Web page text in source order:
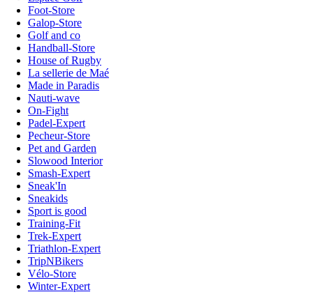
Foot-Store
Galop-Store
Golf and co
Handball-Store
House of Rugby
La sellerie de Maé
Made in Paradis
Nauti-wave
On-Fight
Padel-Expert
Pecheur-Store
Pet and Garden
Slowood Interior
Smash-Expert
Sneak'In
Sneakids
Sport is good
Training-Fit
Trek-Expert
Triathlon-Expert
TripNBikers
Vélo-Store
Winter-Expert